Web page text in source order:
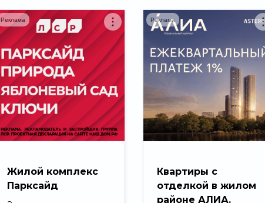
Жилой комплекс
Парксайд
Реклама
Квартиры с
отделкой в жилом
районе АЛИА.
Реклама